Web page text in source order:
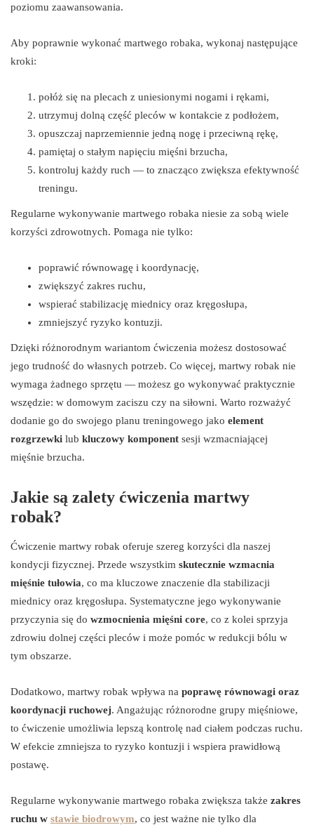
poziomu zaawansowania.
Aby poprawnie wykonać martwego robaka, wykonaj następujące
kroki:
połóż się na plecach z uniesionymi nogami i rękami,
utrzymuj dolną część pleców w kontakcie z podłożem,
opuszczaj naprzemiennie jedną nogę i przeciwną rękę,
pamiętaj o stałym napięciu mięśni brzucha,
kontroluj każdy ruch — to znacząco zwiększa efektywność
treningu.
Regularne wykonywanie martwego robaka niesie za sobą wiele
korzyści zdrowotnych. Pomaga nie tylko:
poprawić równowagę i koordynację,
zwiększyć zakres ruchu,
wspierać stabilizację miednicy oraz kręgosłupa,
zmniejszyć ryzyko kontuzji.
Dzięki różnorodnym wariantom ćwiczenia możesz dostosować
jego trudność do własnych potrzeb. Co więcej, martwy robak nie
wymaga żadnego sprzętu — możesz go wykonywać praktycznie
wszędzie: w domowym zaciszu czy na siłowni. Warto rozważyć
dodanie go do swojego planu treningowego jako element
rozgrzewki lub kluczowy komponent sesji wzmacniającej
mięśnie brzucha.
Jakie są zalety ćwiczenia martwy
robak?
Ćwiczenie martwy robak oferuje szereg korzyści dla naszej
kondycji fizycznej. Przede wszystkim skutecznie wzmacnia
mięśnie tułowia, co ma kluczowe znaczenie dla stabilizacji
miednicy oraz kręgosłupa. Systematyczne jego wykonywanie
przyczynia się do wzmocnienia mięśni core, co z kolei sprzyja
zdrowiu dolnej części pleców i może pomóc w redukcji bólu w
tym obszarze.
Dodatkowo, martwy robak wpływa na poprawę równowagi oraz
koordynacji ruchowej. Angażując różnorodne grupy mięśniowe,
to ćwiczenie umożliwia lepszą kontrolę nad ciałem podczas ruchu.
W efekcie zmniejsza to ryzyko kontuzji i wspiera prawidłową
postawę.
Regularne wykonywanie martwego robaka zwiększa także zakres
ruchu w stawie biodrowym, co jest ważne nie tylko dla